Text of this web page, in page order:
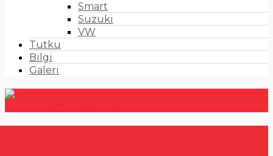
Smart
Suzuki
VW
Tutku
Bilgi
Galeri